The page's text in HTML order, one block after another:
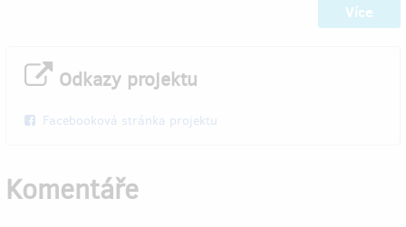
Více
Odkazy projektu
Facebooková stránka projektu
Komentáře